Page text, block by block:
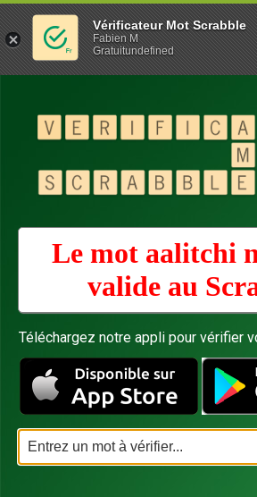
Le mot aalitchi
valide au
Téléchargez notre appli pour vérifier
Vérificateur Mot Scrabble
Fabien M
Gratuitundefined